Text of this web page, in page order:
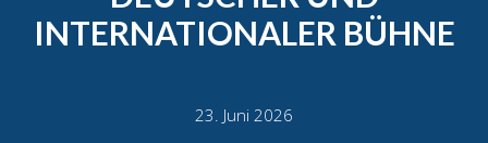
INTERNATIONALER BÜHNE
23. Juni 2026